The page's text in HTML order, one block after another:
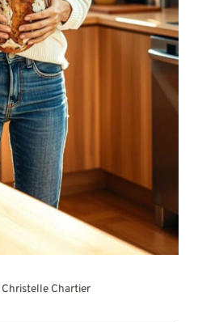
Christelle Chartier